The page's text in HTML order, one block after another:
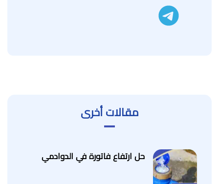
مقالات أخرى
حل ارتفاع فاتورة في الدوادمي